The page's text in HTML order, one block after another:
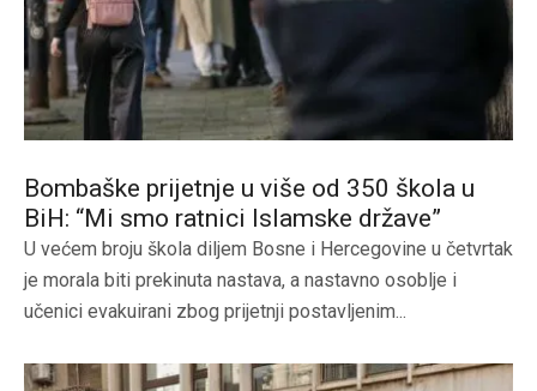
Bombaške prijetnje u više od 350 škola u
BiH: “Mi smo ratnici Islamske države”
U većem broju škola diljem Bosne i Hercegovine u četvrtak
je morala biti prekinuta nastava, a nastavno osoblje i
učenici evakuirani zbog prijetnji postavljenim...